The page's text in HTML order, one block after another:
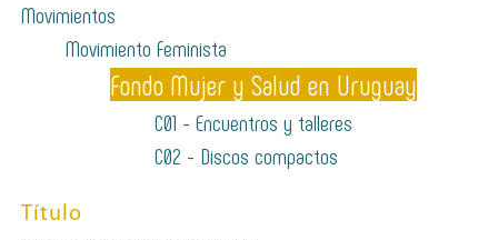
Movimientos
Movimiento Feminista
Fondo Mujer y Salud en Uruguay
C01 - Encuentros y talleres
C02 - Discos compactos
Título